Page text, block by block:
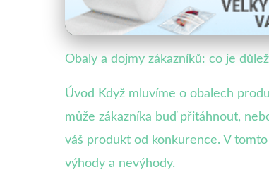
13. 10. 2025· 4 min čtení · Autor: Veronika
Obaly a dojmy zákazníků: co je
Úvod Když mluvíme o obalech
může zákazníka buď přitáhnout,
váš produkt od konkurence. V
výhody a nevýhody.